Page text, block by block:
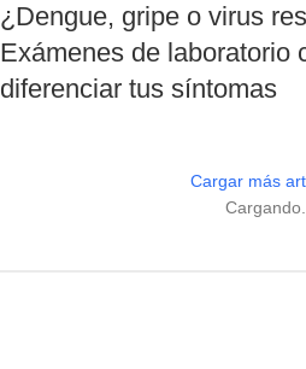
¿Dengue, gripe o virus
Exámenes de laboratorio
diferenciar tus síntomas
Cargar más
Cargando...